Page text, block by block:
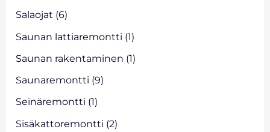
Salaojat (6)
Saunan lattiaremontti (1)
Saunan rakentaminen (1)
Saunaremontti (9)
Seinäremontti (1)
Sisäkattoremontti (2)